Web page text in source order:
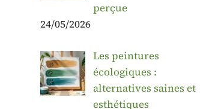
perçue
24/05/2026
Les peintures
écologiques :
alternatives saines et
esthétiques